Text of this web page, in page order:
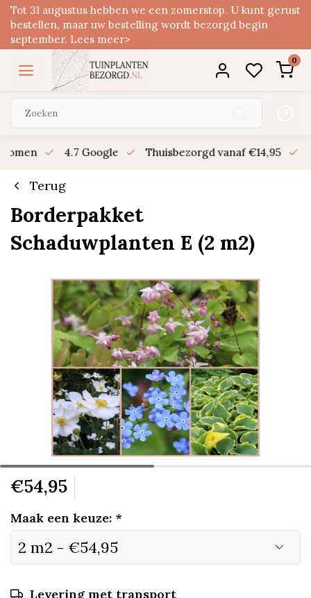
Tot 31 augustus hebben we een zomerstop. U kunt gerust
bestellen, maar uw bestelling wordt bezorgd begin
september. Lees meer>
0
4.7 Google Thuisbezorgd vanaf €14,95
Terug
Borderpakket
Schaduwplanten E (2 m2)
€54,95
Maak een keuze: *
Levering met transport